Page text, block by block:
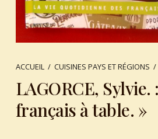
ACCUEIL / CUISINES PAYS ET RÉGIONS /
LAGORCE, Sylvie.
français à table. »